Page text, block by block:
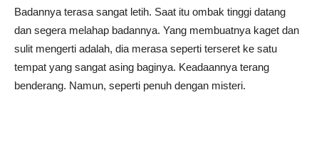
Badannya terasa sangat letih. Saat itu ombak tinggi datang
dan segera melahap badannya. Yang membuatnya kaget dan
sulit mengerti adalah, dia merasa seperti terseret ke satu
tempat yang sangat asing baginya. Keadaannya terang
benderang. Namun, seperti penuh dengan misteri.